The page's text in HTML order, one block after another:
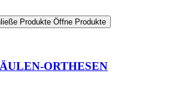
Produkte Öffne Produkte
ORTHESEN